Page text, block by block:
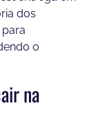
dos
o
na